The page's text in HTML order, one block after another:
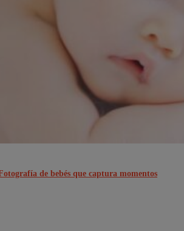
de bebés que captura momentos